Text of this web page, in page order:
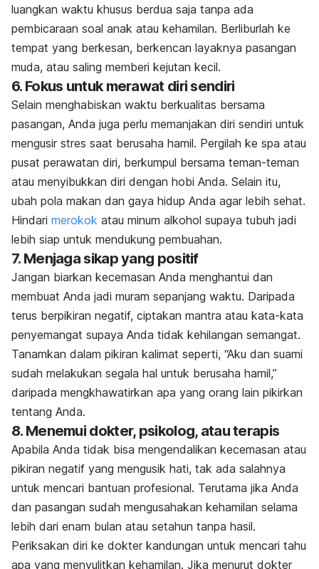
luangkan waktu khusus berdua saja tanpa ada
pembicaraan soal anak atau kehamilan. Berliburlah ke
tempat yang berkesan, berkencan layaknya pasangan
muda, atau saling memberi kejutan kecil.
6. Fokus untuk merawat diri sendiri
Selain menghabiskan waktu berkualitas bersama
pasangan, Anda juga perlu memanjakan diri sendiri untuk
mengusir stres saat berusaha hamil. Pergilah ke spa atau
pusat perawatan diri, berkumpul bersama teman-teman
atau menyibukkan diri dengan hobi Anda. Selain itu,
ubah pola makan dan gaya hidup Anda agar lebih sehat.
Hindari merokok atau minum alkohol supaya tubuh jadi
lebih siap untuk mendukung pembuahan.
7. Menjaga sikap yang positif
Jangan biarkan kecemasan Anda menghantui dan
membuat Anda jadi muram sepanjang waktu. Daripada
terus berpikiran negatif, ciptakan mantra atau kata-kata
penyemangat supaya Anda tidak kehilangan semangat.
Tanamkan dalam pikiran kalimat seperti, “Aku dan suami
sudah melakukan segala hal untuk berusaha hamil,”
daripada mengkhawatirkan apa yang orang lain pikirkan
tentang Anda.
8. Menemui dokter, psikolog, atau terapis
Apabila Anda tidak bisa mengendalikan kecemasan atau
pikiran negatif yang mengusik hati, tak ada salahnya
untuk mencari bantuan profesional. Terutama jika Anda
dan pasangan sudah mengusahakan kehamilan selama
lebih dari enam bulan atau setahun tanpa hasil.
Periksakan diri ke dokter kandungan untuk mencari tahu
apa yang menyulitkan kehamilan. Jika menurut dokter